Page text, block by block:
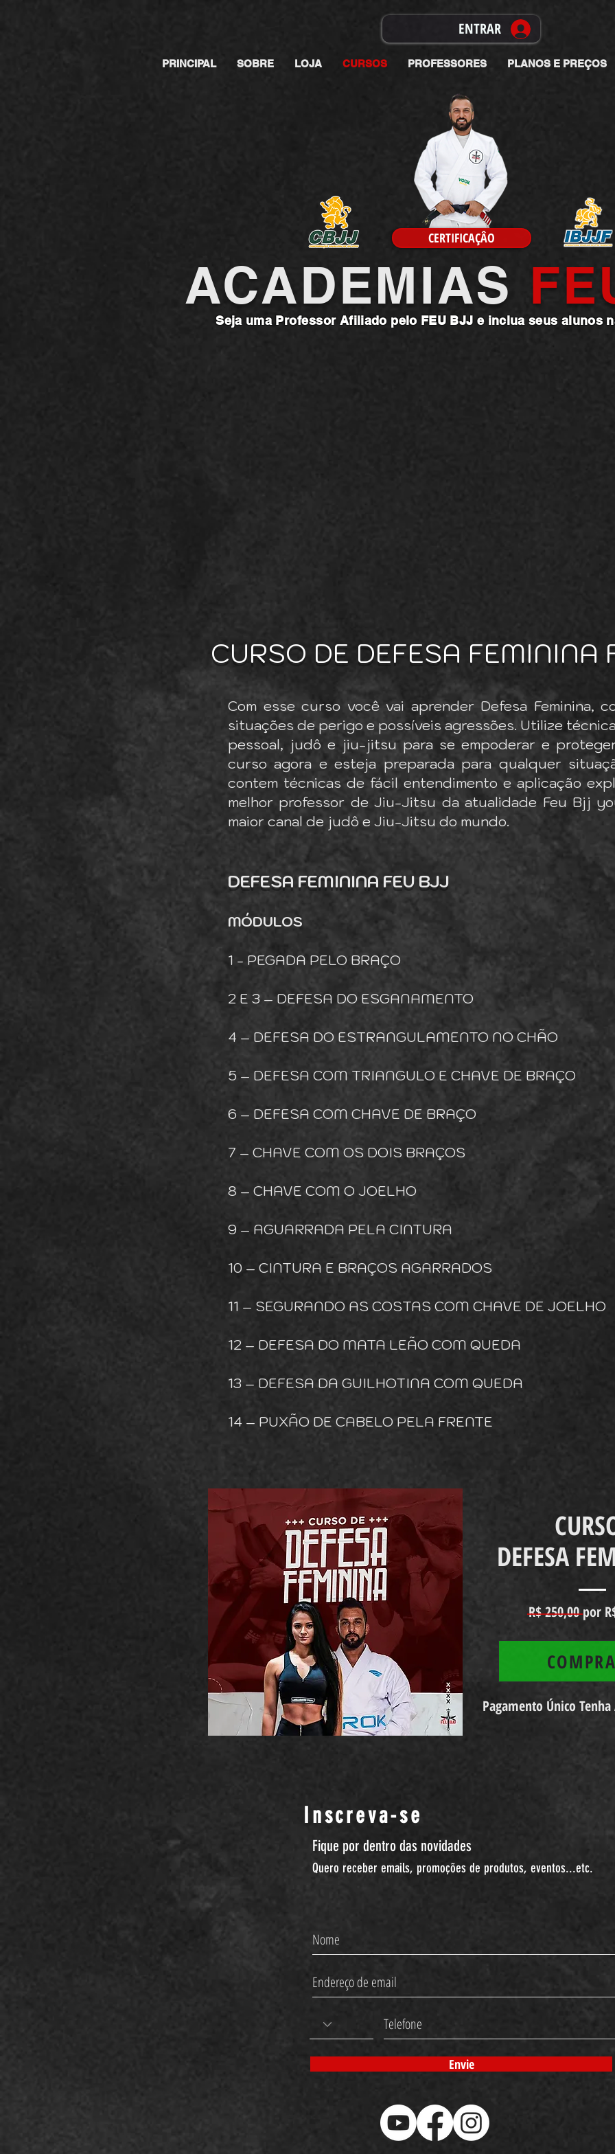
ENTRAR
PRINCIPAL SOBRE LOJA CURSOS PROFESSORES PLANOS E PREÇOS
CERTIFICAÇÂO
ACADEMIAS
Seja uma ProfessorAfiliado pelo FEU BJJ e inclua seus alunos
CURSO DE DEFESA FEMININA
Com esse curso você vai aprender Defesa Feminina,
situações de perigo e possíveis agressões. Utilize
pessoal, judô e jiu-jitsu para se empoderar e
curso agora e esteja preparada para qualquer
contem técnicas de fácil entendimento e aplicação
melhor professor de Jiu-Jitsu da atualidade Feu Bjj
maior canal de judô e Jiu-Jitsu do mundo.
DEFESA FEMININA FEU BJJ
MÓDULOS
1 - PEGADA PELO BRAÇO​
2 E 3 – DEFESA DO ESGANAMENTO
4 – DEFESA DO ESTRANGULAMENTO NO CHÃO
5 – DEFESA COM TRIANGULO E CHAVE DE BRAÇO
6 – DEFESA COM CHAVE DE BRAÇO
7 – CHAVE COM OS DOIS BRAÇOS
8 – CHAVE COM O JOELHO
9 – AGUARRADA PELA CINTURA
10 – CINTURA E BRAÇOS AGARRADOS
11 – SEGURANDO AS COSTAS COM CHAVE DE JOELHO
12 – DEFESA DO MATA LEÃO COM QUEDA
13 – DEFESA DA GUILHOTINA COM QUEDA
14 – PUXÃO DE CABELO PELA FRENTE
DEFESA
R$ 250,00 por
Pagamento Único
Inscreva-se
Fique por dentro das novidades
Quero receber emails, promoções de produtos, eventos...etc.
Envie